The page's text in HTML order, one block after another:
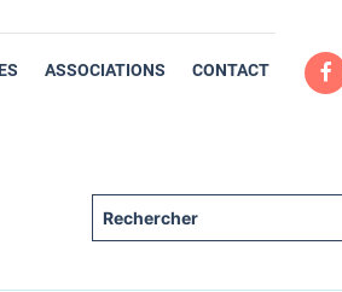
ASSOCIATIONS CONTACT